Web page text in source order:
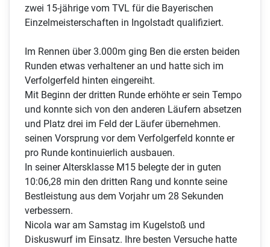
zwei 15-jährige vom TVL für die Bayerischen
Einzelmeisterschaften in Ingolstadt qualifiziert.
Im Rennen über 3.000m ging Ben die ersten beiden
Runden etwas verhaltener an und hatte sich im
Verfolgerfeld hinten eingereiht.
Mit Beginn der dritten Runde erhöhte er sein Tempo
und konnte sich von den anderen Läufern absetzen
und Platz drei im Feld der Läufer übernehmen.
seinen Vorsprung vor dem Verfolgerfeld konnte er
pro Runde kontinuierlich ausbauen.
In seiner Altersklasse M15 belegte der in guten
10:06,28 min den dritten Rang und konnte seine
Bestleistung aus dem Vorjahr um 28 Sekunden
verbessern.
Nicola war am Samstag im Kugelstoß und
Diskuswurf im Einsatz. Ihre besten Versuche hatte